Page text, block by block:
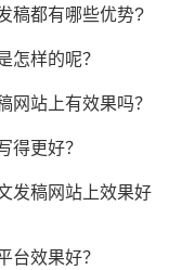
稿都有哪些优势?
怎样的呢？
网站上有效果吗？
得更好？
发稿网站上效果好
台效果好？